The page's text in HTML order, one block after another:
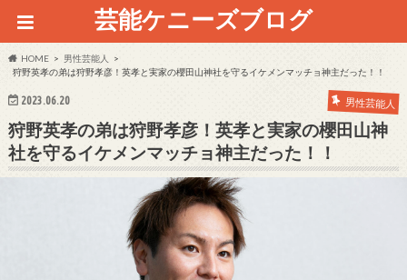
芸能ケニーズブログ
HOME
男性芸能人
狩野英孝の弟は狩野孝彦！英孝と実家の櫻田山神社を守るイケメンマッチョ神主だった！！
2023.06.20 男性芸能人
狩野英孝の弟は狩野孝彦！英孝と実家の櫻田山神
社を守るイケメンマッチョ神主だった！！